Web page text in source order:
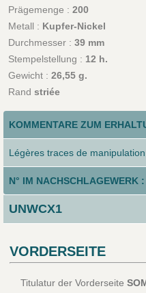
Prägemenge : 200
Metall : Kupfer-Nickel
Durchmesser : 39 mm
Stempelstellung : 12 h.
Gewicht : 26,55 g.
Rand striée
KOMMENTARE ZUM
Légères traces de manipulation
N° IM NACHSCHLAGEWERK :
UNWCX1
VORDERSEITE
Titulatur der Vorderseite